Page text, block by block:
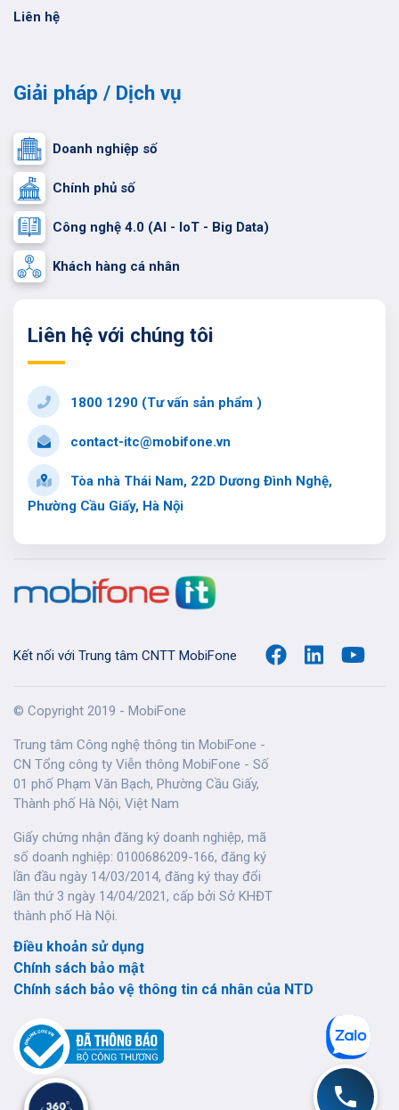
Liên hệ
Giải pháp / Dịch vụ
Doanh nghiệp số
Chính phủ số
Công nghệ 4.0 (AI - IoT - Big Data)
Khách hàng cá nhân
Liên hệ với chúng tôi
1800 1290 (Tư vấn sản phẩm )
contact-itc@mobifone.vn
Tòa nhà Thái Nam, 22D Dương Đình Nghệ,
Phường Cầu Giấy, Hà Nội
Kết nối với Trung tâm CNTT MobiFone
© Copyright 2019 - MobiFone
Trung tâm Công nghệ thông tin MobiFone -
CN Tổng công ty Viễn thông MobiFone - Số
01 phố Phạm Văn Bạch, Phường Cầu Giấy,
Thành phố Hà Nội, Việt Nam
Giấy chứng nhận đăng ký doanh nghiệp, mã
số doanh nghiệp: 0100686209-166, đăng ký
lần đầu ngày 14/03/2014, đăng ký thay đổi
lần thứ 3 ngày 14/04/2021, cấp bởi Sở KHĐT
thành phố Hà Nội.
Điều khoản sử dụng
Chính sách bảo mật
Chính sách bảo vệ thông tin cá nhân của NTD